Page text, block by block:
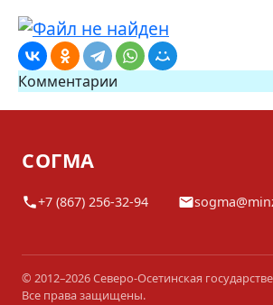
Комментарии
СОГМА
+7 (867) 256-32-94
© 2012–2026 Северо-Осетинская
Все права защищены.